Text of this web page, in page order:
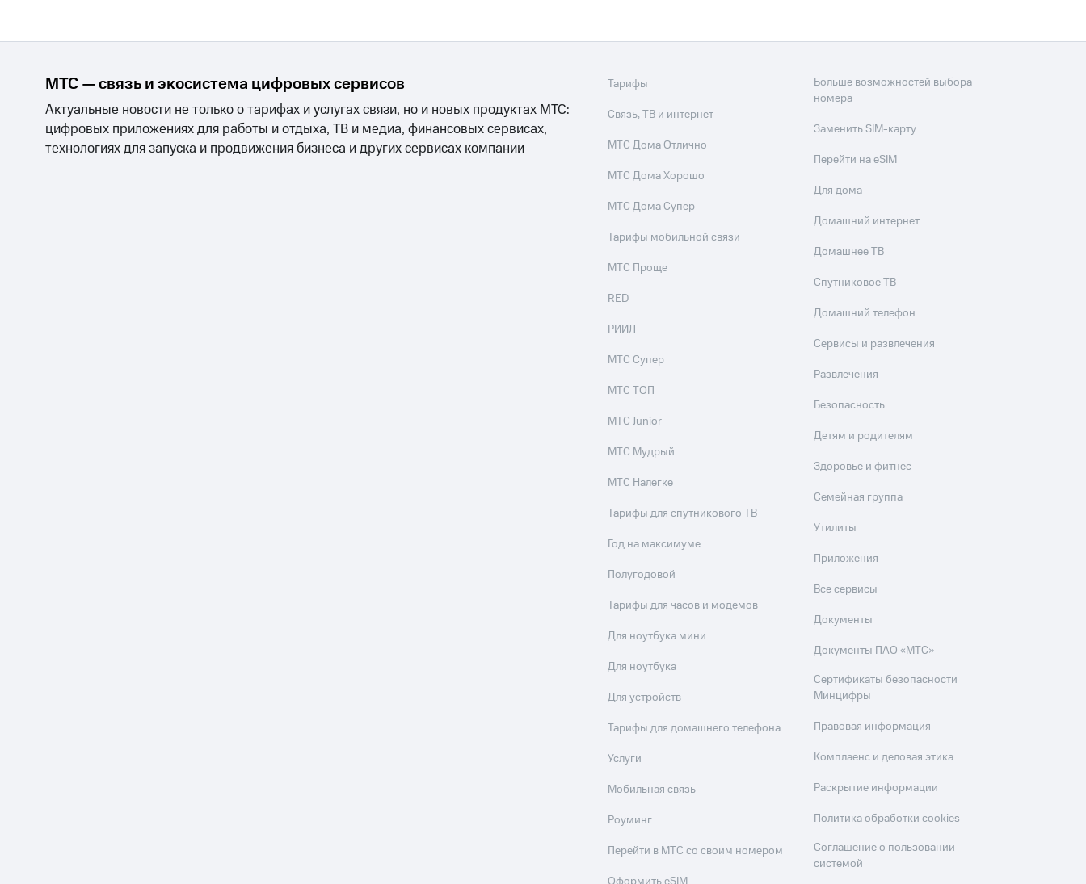
МТС — связь и экосистема цифровых сервисов
Актуальные новости не только о тарифах и услугах связи, но и новых продуктах МТС:
цифровых приложениях для работы и отдыха, ТВ и медиа, финансовых сервисах,
технологиях для запуска и продвижения бизнеса и других сервисах компании
Тарифы
Связь, ТВ и интернет
МТС Дома Отлично
МТС Дома Хорошо
МТС Дома Супер
Тарифы мобильной связи
МТС Проще
RED
РИИЛ
МТС Супер
МТС ТОП
МТС Junior
МТС Мудрый
МТС Налегке
Тарифы для спутникового ТВ
Год на максимуме
Полугодовой
Тарифы для часов и модемов
Для ноутбука мини
Для ноутбука
Для устройств
Тарифы для домашнего телефона
Услуги
Мобильная связь
Роуминг
Перейти в МТС со своим номером
Больше возможностей выбора
номера
Заменить SIM-карту
Перейти на eSIM
Для дома
Домашний интернет
Домашнее ТВ
Спутниковое ТВ
Домашний телефон
Сервисы и развлечения
Развлечения
Безопасность
Детям и родителям
Здоровье и фитнес
Семейная группа
Утилиты
Приложения
Все сервисы
Документы
Документы ПАО «МТС»
Сертификаты безопасности
Минцифры
Правовая информация
Комплаенс и деловая этика
Раскрытие информации
Политика обработки cookies
Соглашение о пользовании
системой